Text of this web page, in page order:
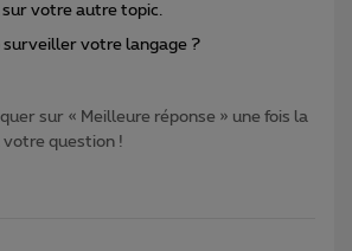
sur votre autre topic.
votre langage ?
sur « Meilleure réponse » une fois la
votre question !